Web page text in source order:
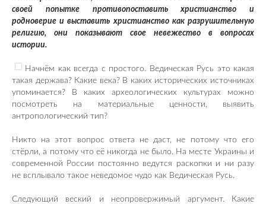
своей попытке противопоставить христианство и
родноверие и выставить христианство как разрушительную
религию, они показывают свое невежество в вопросах
истории.
Начнём как всегда с простого. Ведическая Русь это какая
такая держава? Какие века? В каких исторических источниках
упоминается? В каких археологических культурах можно
посмотреть на материальные ценности, выявить
антропологический тип?
Никто на этот вопрос ответа не даст, не потому что его
стёрли, а потому что её никогда не было. На месте Украины и
современной России постоянно ведутся раскопки и ни разу
не всплывало такое неведомое чудо как Ведическая Русь.
Следующий веский и неопровержимый аргумент. Какие